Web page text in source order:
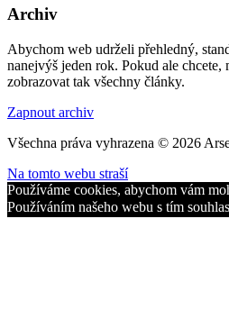
Archiv
Abychom web udrželi přehledný,
nanejvýš jeden rok. Pokud ale chcete,
zobrazovat tak všechny články.
Zapnout archiv
Všechna práva vyhrazena © 2026
Na tomto webu straší
Používáme cookies, abychom vám
Používáním našeho webu s tím